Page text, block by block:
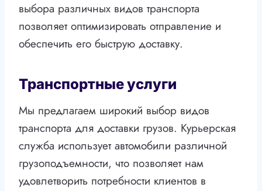
выбора различных видов транспорта
позволяет оптимизировать отправление и
обеспечить его быструю доставку.
Транспортные услуги
Мы предлагаем широкий выбор видов
транспорта для доставки грузов. Курьерская
служба использует автомобили различной
грузоподъемности, что позволяет нам
удовлетворить потребности клиентов в